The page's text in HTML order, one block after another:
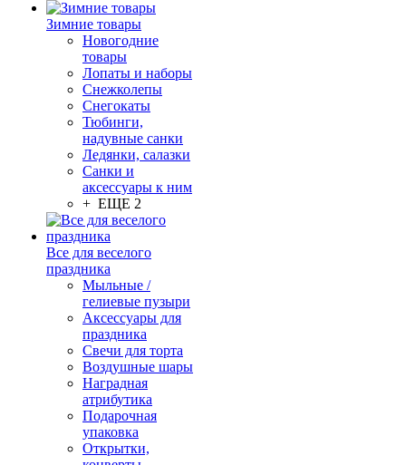
Зимние товары
Новогодние
товары
Лопаты и наборы
Снежколепы
Снегокаты
Тюбинги,
надувные санки
Ледянки, салазки
Санки и
аксессуары к ним
+ ЕЩЕ 2
Все для веселого
праздника
Мыльные /
гелиевые пузыри
Аксессуары для
праздника
Свечи для торта
Воздушные шары
Наградная
атрибутика
Подарочная
упаковка
Открытки,